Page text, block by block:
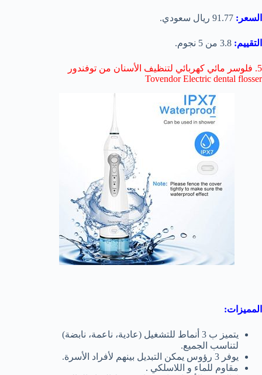
السعر: 91.77 ريال سعودي.
التقييم: 3.8 من 5 نجوم.
5. فلوسر مائي كهربائي لتنظيف الأسنان من توفندور
Tovendor Electric dental flosser
المميزات:
يتميز ب 3 أنماط للتشغيل
(عادية، ناعمة، نابضة)
لتناسب الجميع.
يوفر 3 رؤوس يمكن التبديل بينهم لأفراد الأسرة.
مقاوم للماء و اللاسلكي .